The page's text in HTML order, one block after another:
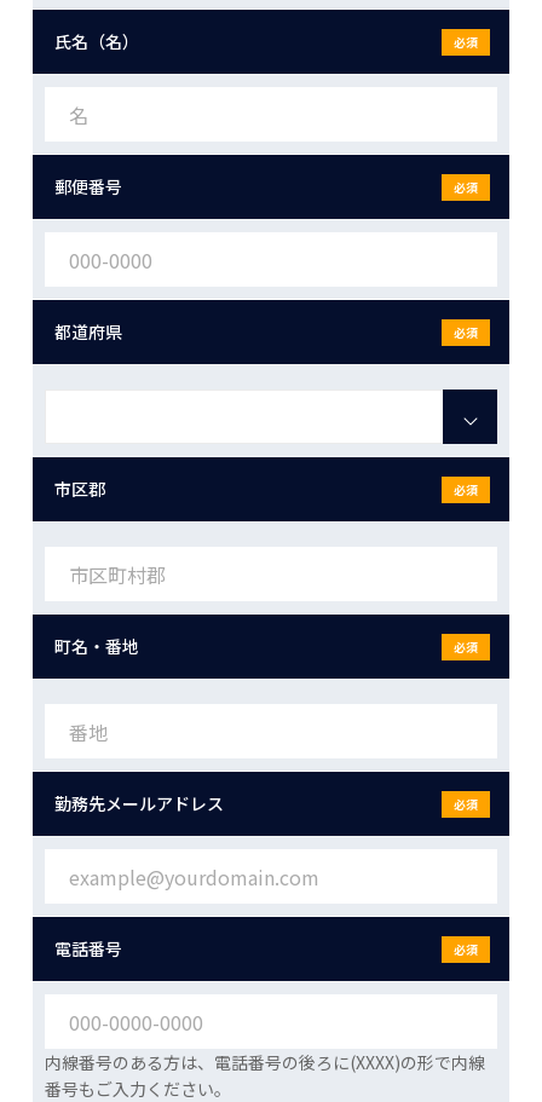
氏名（名） 必須
郵便番号 必須
都道府県 必須
市区郡 必須
町名・番地 必須
勤務先メールアドレス 必須
電話番号 必須
内線番号のある方は、電話番号の後ろに(XXXX)の形で内線
番号もご入力ください。